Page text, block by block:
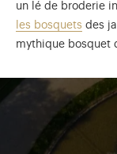
un lé de broderie
les bosquets des
mythique bosquet